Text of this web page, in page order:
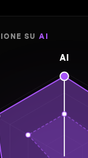
SUAI
AI